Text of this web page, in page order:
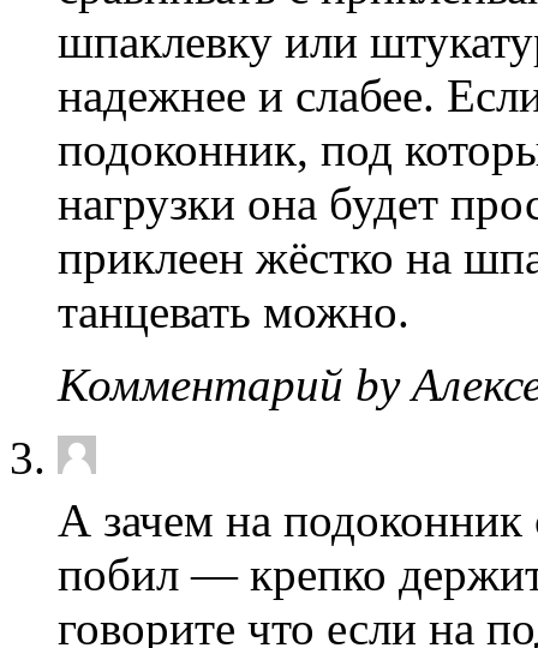
шпаклевку или
надежнее и слабее.
подоконник, под
нагрузки она будет
приклеен жёстко на
танцевать можно.
Комментарий by
А зачем на
побил — крепко
говорите что если на